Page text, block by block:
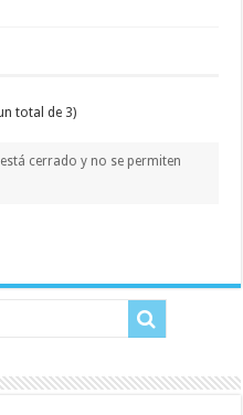
total de 3)
está cerrado y no se permiten